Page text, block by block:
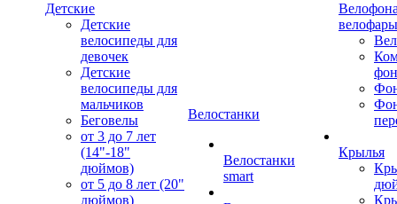
Детские
Детские
велосипеды для
девочек
Детские
велосипеды для
мальчиков
Беговелы
от 3 до 7 лет
(14"-18"
дюймов)
от 5 до 8 лет (20"
дюймов)
Велостанки
Велостанки
smart
велофары
Крылья